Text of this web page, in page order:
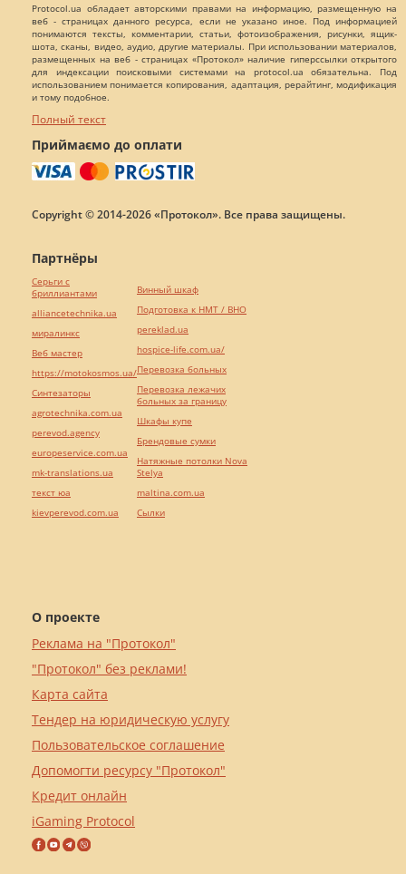
Protocol.ua обладает авторскими правами на информацию, размещенную на
веб - страницах данного ресурса, если не указано иное. Под информацией
понимаются тексты, комментарии, статьи, фотоизображения, рисунки, ящик-
шота, сканы, видео, аудио, другие материалы. При использовании материалов,
размещенных на веб - страницах «Протокол» наличие гиперссылки открытого
для индексации поисковыми системами на protocol.ua обязательна. Под
использованием понимается копирования, адаптация, рерайтинг, модификация
и тому подобное.
Полный текст
Приймаємо до оплати
Copyright © 2014-2026 «Протокол». Все права защищены.
О проекте
Реклама на "Протокол"
"Протокол" без реклами!
Карта сайта
Тендер на юридическую услугу
Пользовательское соглашение
Допомогти ресурсу "Протокол"
Кредит онлайн
iGaming Protocol
Партнёры
Серьги с
бриллиантами
alliancetechnika.ua
миралинкс
Веб мастер
https://motokosmos.ua/
Синтезаторы
agrotechnika.com.ua
perevod.agency
europeservice.com.ua
mk-translations.ua
текст юа
kievperevod.com.ua
Винный шкаф
Подготовка к НМТ / ВНО
pereklad.ua
hospice-life.com.ua/
Перевозка больных
Перевозка лежачих
больных за границу
Шкафы купе
Брендовые сумки
Натяжные потолки Nova
Stelya
maltina.com.ua
Cылки